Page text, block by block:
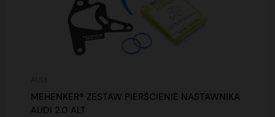
MEHENKER® ZESTAW PIERŚCIENIE NASTAWNIKA
AUDI 2.0 ALT